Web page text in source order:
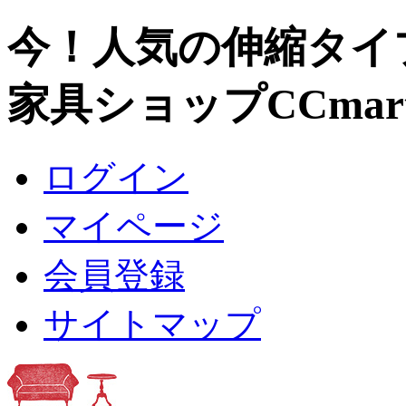
今！人気の伸縮タ
家具ショップ
ログイン
マイページ
会員登録
サイトマップ